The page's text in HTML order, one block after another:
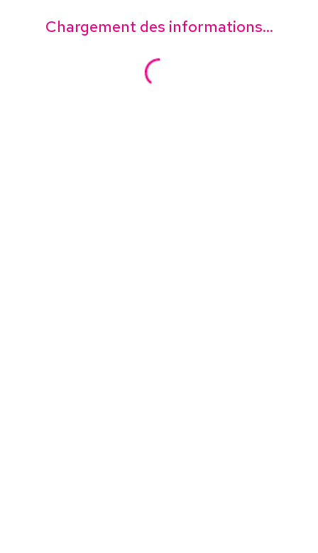
Chargement des informations...